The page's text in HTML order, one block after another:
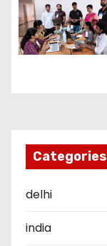
Categories
delhi
india